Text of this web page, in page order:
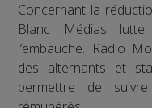
Concernant la
Blanc Médias
l’embauche. Radio
des alternants et
permettre de